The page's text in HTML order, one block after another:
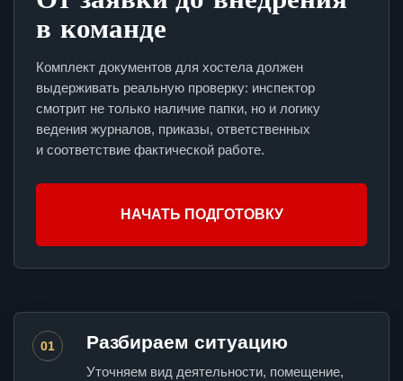
в команде
Комплект документов для хостела должен
выдерживать реальную проверку: инспектор
смотрит не только наличие папки, но и логику
ведения журналов, приказы, ответственных
и соответствие фактической работе.
НАЧАТЬ ПОДГОТОВКУ
01 Разбираем ситуацию
Уточняем вид деятельности, помещение,